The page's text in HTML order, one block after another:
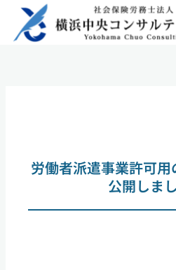
労働者派遣事業許可
公開しまし